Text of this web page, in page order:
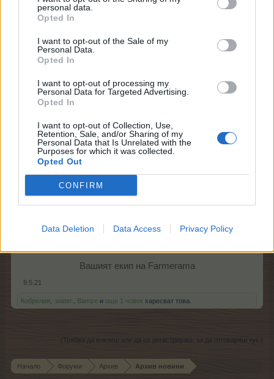
personal data.
Opted In
I want to opt-out of the Sale of my
Personal Data.
Opted In
I want to opt-out of processing my
Personal Data for Targeted Advertising.
Opted In
I want to opt-out of Collection, Use,
Retention, Sale, and/or Sharing of my
Personal Data that Is Unrelated with the
Purposes for which it was collected.
Opted Out
CONFIRM
Data Deletion Data Access Privacy Policy
екипът на Farmerama отново е подготвил
малък бонус код за вас, за да направи времето ви у
В Германия, както и в други страни, днес празнуваме
Ако използвате бонус-кодаWOWMOM21
, ще
получите25 Супер храна, 40 Супер тор и 10 Спец.
2021 г.и се заявява веднъж за потребителски акаунт.
Що се отнася до извънредната ситуация, ние искаме
на Farmerama да се придържат към съветите/
правилата на своето правителство и СЗО.
Вашият екип на Farmerama​
9.5.21
Кобрелия .water. Bamze и още 1 човек харесват това.
(Трябва да влезеш или да се регистрираш, за да отговаряш тук.)
Начало Форуми Архив Архив новини